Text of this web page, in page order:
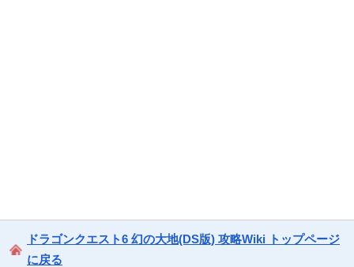
ドラゴンクエスト6 幻の大地(DS版) 攻略Wiki トップページ
に戻る